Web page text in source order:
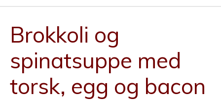
Brokkoli og
spinatsuppe med
torsk, egg og bacon